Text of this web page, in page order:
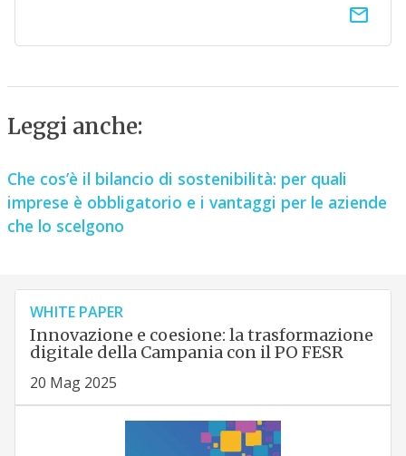
email
Leggi anche:
Che cos’è il bilancio di sostenibilità: per quali
imprese è obbligatorio e i vantaggi per le aziende
che lo scelgono
WHITE PAPER
Innovazione e coesione: la trasformazione
digitale della Campania con il PO FESR
20 Mag 2025